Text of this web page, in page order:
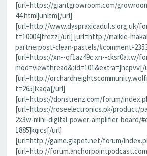
[url=https://giantgrowroom.com/
44.html]unltm[/url]
[url=http://www.dyspraxicadults.org.uk/
t=10004]frezz[/url] [url=http://maikie-
partnerpost-clean-pastels/#comment-
[url=https://xn--qf1az49c.xn--cksr0a.tw/
mod=viewthread&tid=101&extra=]hcpvv[/
[url=http://
t=265]lxaqa[/url]
[url=https://donstrenz.com/forum/
[url=https://roseelectronics.pk/product/
2x3w-mini-digital-power-amplifier-board/
1885]kqics[/url]
[url=http://game.giapet.net/forum/
[url=http://